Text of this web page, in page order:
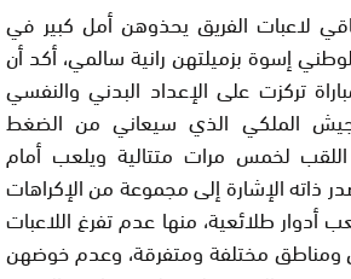
لاعبات الفريق يحذوهن أمل كبير في
إسوة بزميلتهن رانية سالمي، أكد أن
تركزت على الإعداد البدني والنفسي
الملكي الذي سيعاني من الضغط
لخمس مرات متتالية ويلعب أمام
ذاته الإشارة إلى مجموعة من الإكراهات
أدوار طلائعية، منها عدم تفرغ اللاعبات
ومناطق مختلفة ومتفرقة، وعدم خوضهن